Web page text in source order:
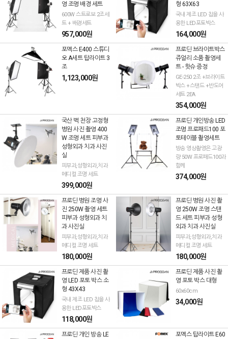
영 조명 배경 세트
600W 스트로보 2조세
트 + 배경세트
957,000원
형 63X63
국내 제조 LED 칩을 사
용한 LED포토박스
164,000원
포멕스 E400 스튜디
오 A세트 탑라이트 3
조
1,123,000원
프로딘 브라이트박스
쥬얼리 소품 촬영세
트 - 핫슈 증정
GE-250 2조 +브라이트
박스 +스탠드 +반도어
세트 2EA
354,000원
국산 벽 천장 고정형
병원 사진 촬영 400
W 조명 세트 피부과
성형외과 치과 사진
실
피부과,성형외과,치과
메디컬 조명 세트
399,000원
프로딘 개인방송 LED
조명 프로패드100 포
토테이블 촬영세트
방송 영상촬영은 고광
량 50W 프로패드100과
함께
374,000원
프로딘 병원 조명 사
진 250W 촬영 세트
피부과 성형외과 치
과 사진실
피부과,성형외과,치과
메디컬 조명 세트
180,000원
프로딘 병원 사진 촬
영 250W 조명 스탠
드 세트 피부과 성형
외과 치과 사진실
피부과,성형외과,치과
메디컬 조명 세트
180,000원
프로딘 제품 사진 촬
영 LED 포토 박스 소
형 43X43
국내 제조 LED 칩을 사
용한 LED포토박스
118,000원
프로딘 제품 사진 촬
영 포토 박스 대형
60x60cm
34,000원
프로딘 개인 방송 LE
포멕스 탑라이트 E60